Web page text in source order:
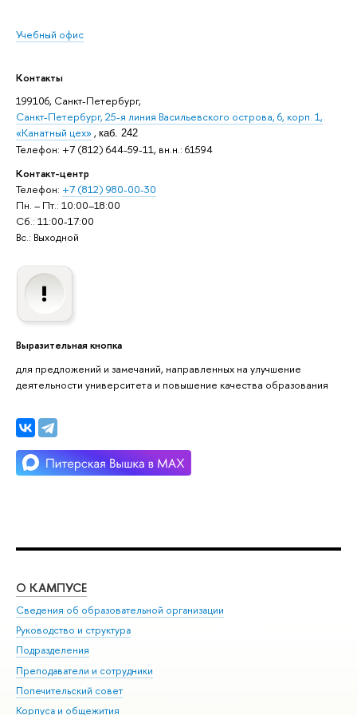
Учебный офис
Контакты
199106, Санкт-Петербург,
Санкт-Петербург, 25-я линия Васильевского острова, 6, корп. 1,
«Канатный цех», каб. 242
Телефон: +7 (812) 644-59-11, вн.н.: 61594
Контакт-центр
Телефон: +7 (812) 980-00-30
Пн. – Пт.: 10:00–18:00
Сб.: 11:00-17:00
Вс.: Выходной
Выразительная кнопка
для предложений и замечаний, направленных на улучшение
деятельности университета и повышение качества образования
О КАМПУСЕ
Сведения об образовательной организации
Руководство и структура
Подразделения
Преподаватели и сотрудники
Попечительский совет
Корпуса и общежития